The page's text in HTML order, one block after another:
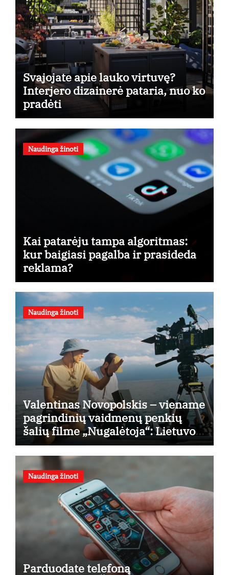
Svajojate apie lauko virtuvę?
Interjero dizainerė pataria, nuo ko
pradėti
Naudinga žinoti
Kai patarėju tampa algoritmas:
kur baigiasi pagalba ir prasideda
reklama?
Naudinga žinoti
Valentinas Novopolskis – viename
pagrindinių vaidmenų penkių
šalių filme „Nugalėtoja“: Lietuvos
kino teatruose – nuo rugpjūčio 7-
osios
Naudinga žinoti
Parduodate telefoną